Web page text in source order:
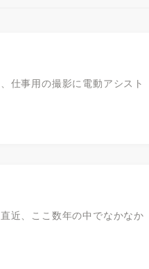
仕事用の撮影に電動アシスト
近、ここ数年の中でなかなか